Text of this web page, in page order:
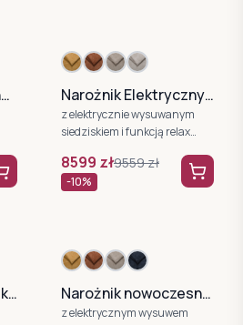
Narożnik elektryczny Bull XL Narożnik Elektryczny Campo XL
z elektrycznie wysuwanym
siedziskiem i funkcją relax
8599 zł9559zł
-10%
Elektryczny Narożnik Bull XL WERSAL Narożnik nowoczesny Bull XL
z elektrycznym wysuwem